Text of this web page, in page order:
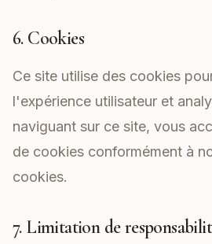
6. Cookies
Ce site utilise des cookies
l'expérience utilisateur et
naviguant sur ce site, vous
de cookies conformément à
cookies.
7. Limitation de